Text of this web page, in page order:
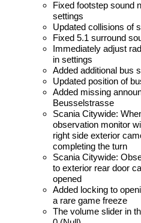
Fixed footstep sound
settings
Updated collisions of
Fixed 5.1 surround
Immediately adjust
in settings
Added additional bus
Updated position of
Added missing
Beusselstrasse
Scania Citywide:
observation monitor
right side exterior
completing the turn
Scania Citywide:
to exterior rear door
opened
Added locking to
a rare game freeze
The volume slider in